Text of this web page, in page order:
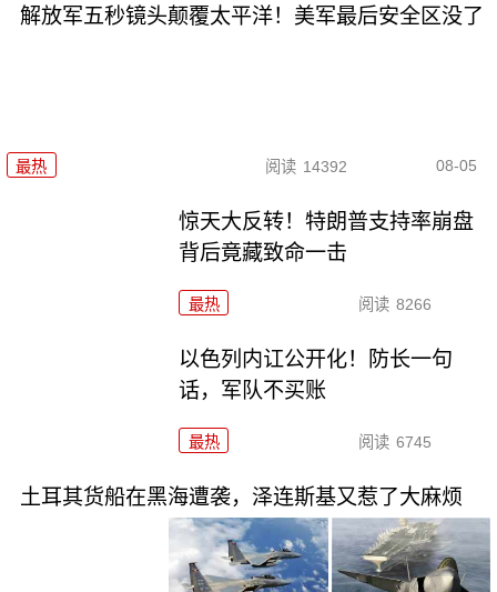
解放军五秒镜头颠覆太平洋！美军最后安全区没了
最热 阅读 14392 08-05
惊天大反转！特朗普支持率崩盘
背后竟藏致命一击
最热 阅读 8266
以色列内讧公开化！防长一句
话，军队不买账
最热 阅读 6745
土耳其货船在黑海遭袭，泽连斯基又惹了大麻烦